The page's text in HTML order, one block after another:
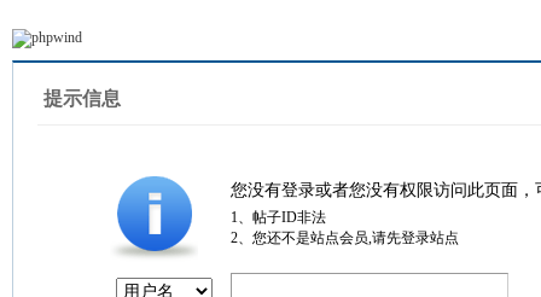
提示信息
您没有登录或者您没有权限访问此页面
1、帖子ID非法
2、您还不是站点会员,请先登录站点